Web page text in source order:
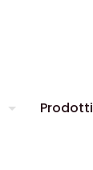
Prodotti